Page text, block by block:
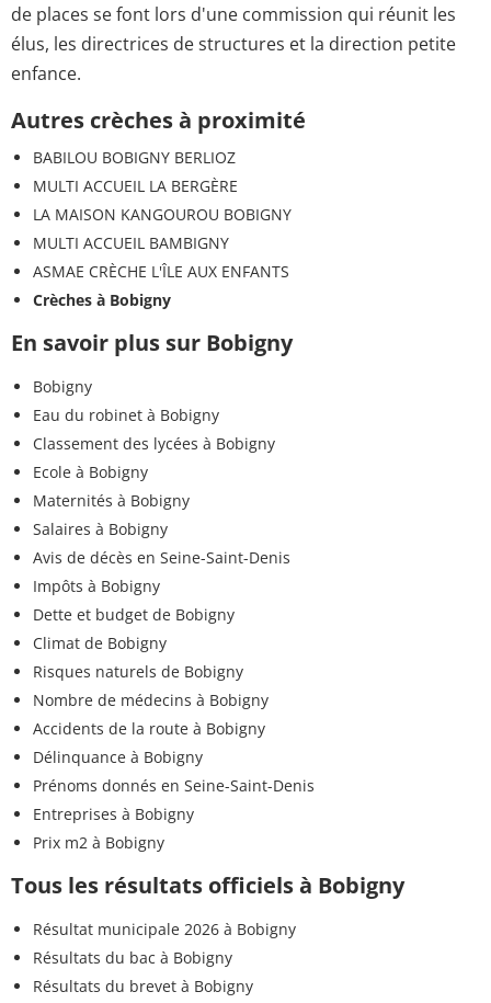
de places se font lors d'une commission qui réunit les
élus, les directrices de structures et la direction petite
enfance.
Autres crèches à proximité
BABILOU BOBIGNY BERLIOZ
MULTI ACCUEIL LA BERGÈRE
LA MAISON KANGOUROU BOBIGNY
MULTI ACCUEIL BAMBIGNY
ASMAE CRÈCHE L'ÎLE AUX ENFANTS
Crèches à Bobigny
En savoir plus sur Bobigny
Bobigny
Eau du robinet à Bobigny
Classement des lycées à Bobigny
Ecole à Bobigny
Maternités à Bobigny
Salaires à Bobigny
Avis de décès en Seine-Saint-Denis
Impôts à Bobigny
Dette et budget de Bobigny
Climat de Bobigny
Risques naturels de Bobigny
Nombre de médecins à Bobigny
Accidents de la route à Bobigny
Délinquance à Bobigny
Prénoms donnés en Seine-Saint-Denis
Entreprises à Bobigny
Prix m2 à Bobigny
Tous les résultats officiels à Bobigny
Résultat municipale 2026 à Bobigny
Résultats du bac à Bobigny
Résultats du brevet à Bobigny